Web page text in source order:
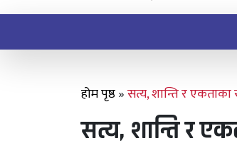
होम पृष्ठ»सत्य, शान्ति र
सत्य, शान्ति र